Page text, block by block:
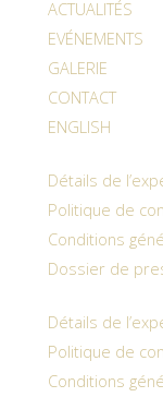
ACTUALITÉS
EVÉNEMENTS
GALERIE
CONTACT
ENGLISH
Détails de
Politique de
Conditions
Dossier de
Détails de
Politique de
Conditions